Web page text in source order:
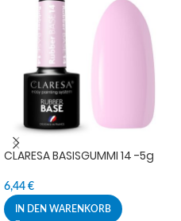
CLARESA BASISGUMMI 14 -5g
6,44 €
IN DEN WARENKORB